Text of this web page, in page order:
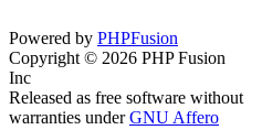
Powered by PHPFusion
Copyright © 2026 PHP Fusion
Inc
Released as free software without
warranties underGNU Affero